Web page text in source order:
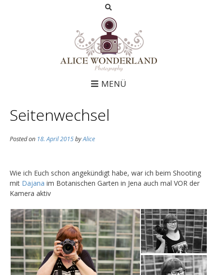
MENÜ
Seitenwechsel
Posted on 18. April 2015byAlice
Wie ich Euch schon angekündigt habe, war ich beim Shooting
mit Dajana im Botanischen Garten in Jena auch mal VOR der
Kamera aktiv